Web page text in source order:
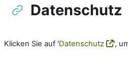
Datenschutz
Klicken Sie auf 'Datenschutz ',